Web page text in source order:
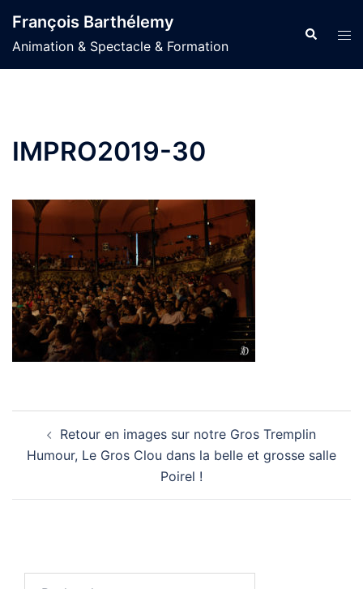
au
contenu
François Barthélemy
Animation & Spectacle & Formation
IMPRO2019-30
d’articleRetour en images sur notre Gros Tremplin
Humour, Le Gros Clou dans la belle et grosse salle
Poirel !